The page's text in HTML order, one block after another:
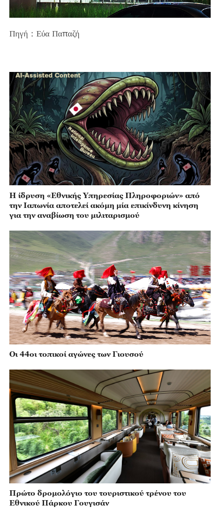
Πηγή：Εύα Παπαζή
Η ίδρυση «Εθνικής Υπηρεσίας Πληροφοριών» από
την Ιαπωνία αποτελεί ακόμη μία επικίνδυνη κίνηση
για την αναβίωση του μιλιταρισμού
Οι 44οι τοπικοί αγώνες των Γιουσού
Πρώτο δρομολόγιο του τουριστικού τρένου του
Εθνικού Πάρκου Γουγισάν